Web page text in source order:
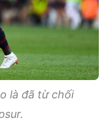
là đã từ chối